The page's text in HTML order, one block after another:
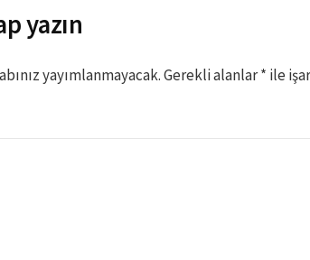
yazın
yayımlanmayacak.Gerekli alanlar* ile